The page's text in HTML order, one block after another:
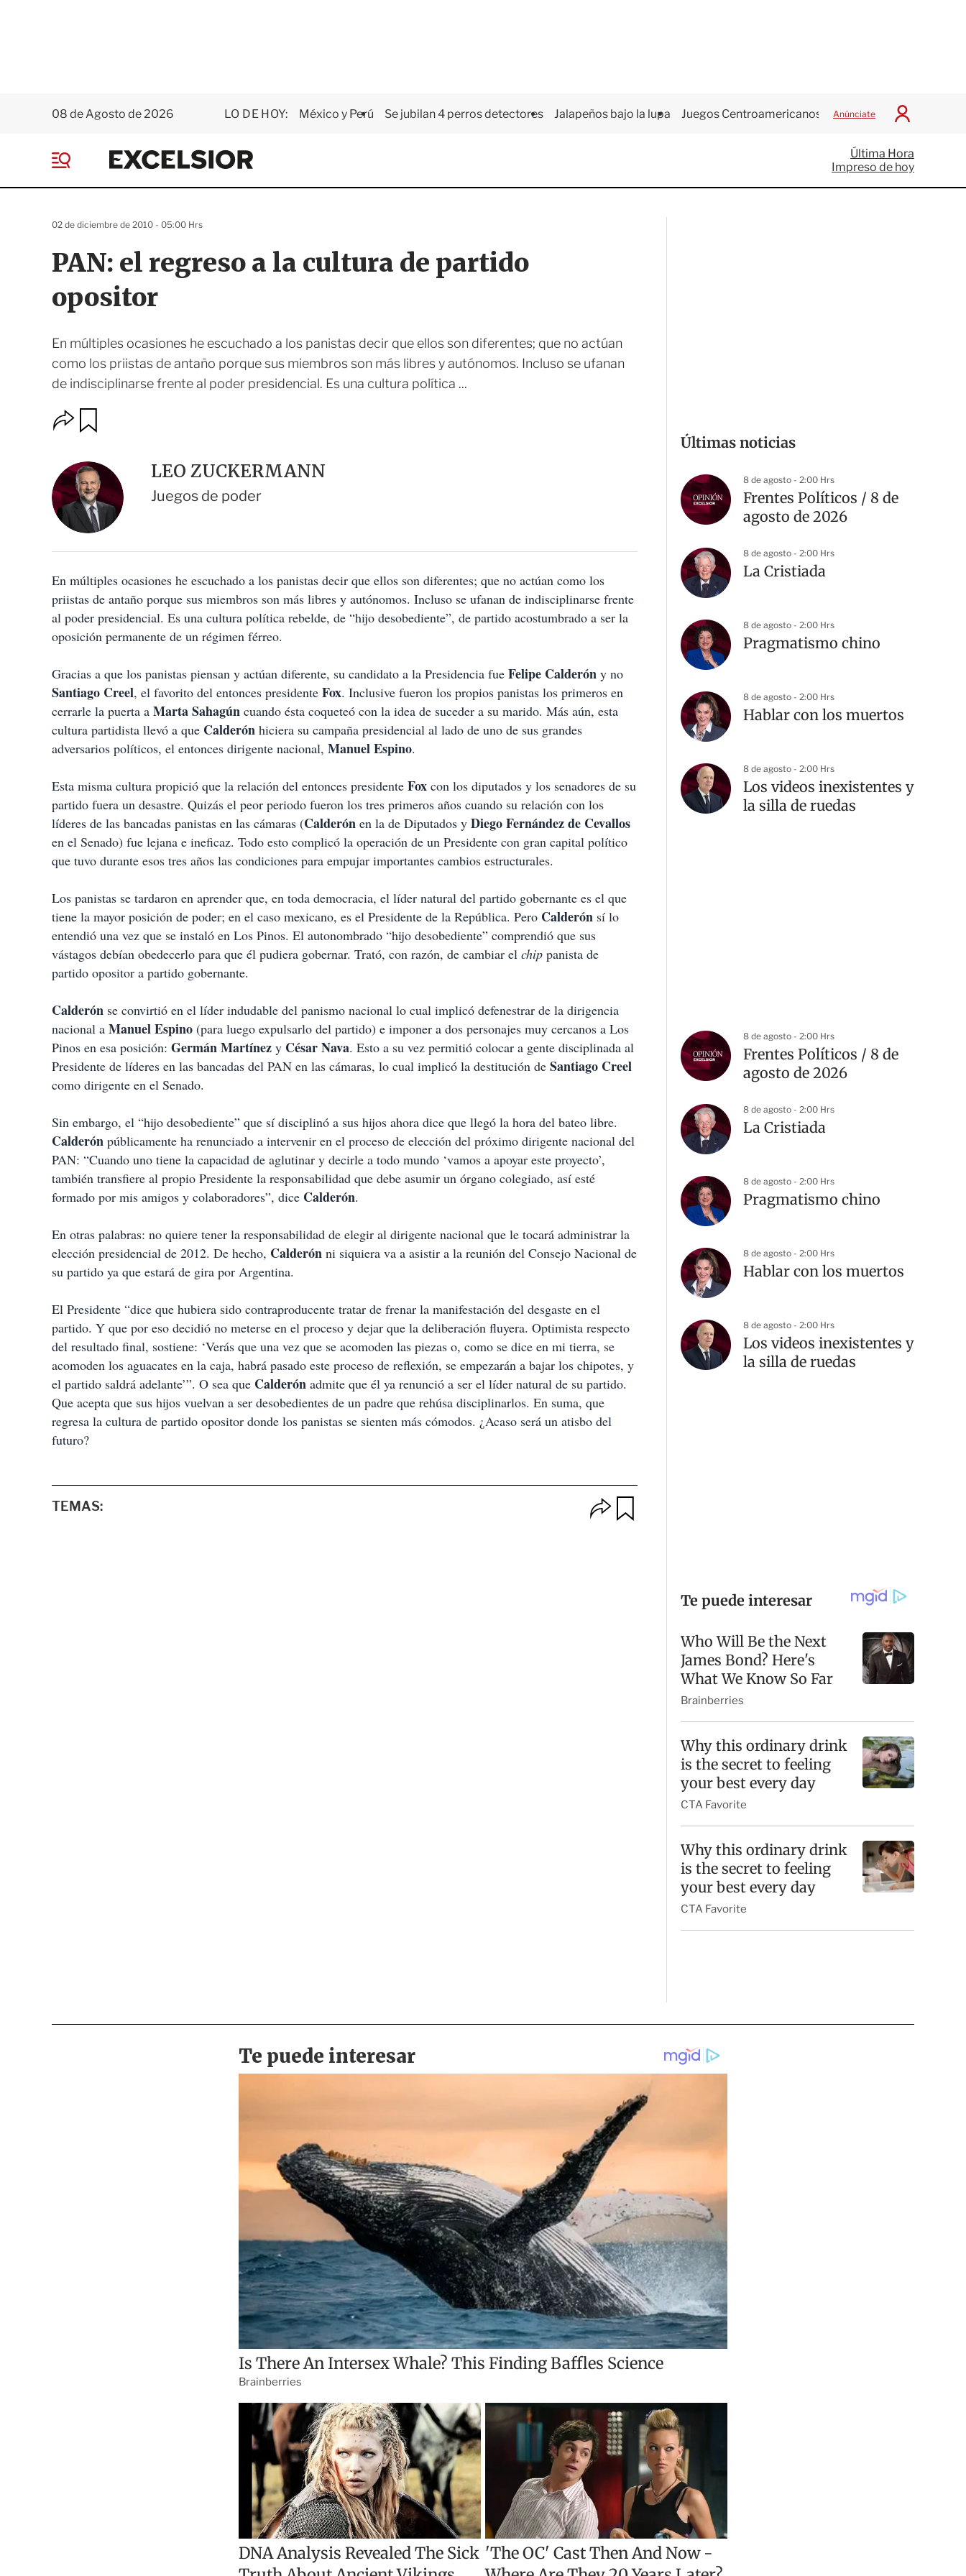
08 de Agosto de 2026 LO DE HOY: México y Perú Se jubilan 4 perros detectores Jalapeños bajo la lupa Juegos Centroamericanos Anúnciate
I
c
i
a
E
x
e
r
e
Última Hora
Impreso de hoy
PAN: el regreso a la cultura de partido
opositor
En múltiples ocasiones he escuchado a los panistas decir que ellos son diferentes; que no actúan
como los priistas de antaño porque sus miembros son más libres y autónomos. Incluso se ufanan
de indisciplinarse frente al poder presidencial. Es una cultura política ...
02 de diciembre de 2010 - 05:00 Hrs
O
p
o
n
e
s
d
e
c
m
a
r
t
d
a
LEO ZUCKERMANN
Juegos de poder
En múltiples ocasiones he escuchado a los panistas decir que ellos son diferentes; que no actúan como los
priistas de antaño porque sus miembros son más libres y autónomos. Incluso se ufanan de indisciplinarse frente
al poder presidencial. Es una cultura política rebelde, de “hijo desobediente”, de partido acostumbrado a ser la
oposición permanente de un régimen férreo.
Gracias a que los panistas piensan y actúan diferente, su candidato a la Presidencia fue Felipe Calderón y no
Santiago Creel, el favorito del entonces presidente Fox. Inclusive fueron los propios panistas los primeros en
cerrarle la puerta a Marta Sahagún cuando ésta coqueteó con la idea de suceder a su marido. Más aún, esta
cultura partidista llevó a que Calderón hiciera su campaña presidencial al lado de uno de sus grandes
adversarios políticos, el entonces dirigente nacional, Manuel Espino.
Esta misma cultura propició que la relación del entonces presidente Fox con los diputados y los senadores de su
partido fuera un desastre. Quizás el peor periodo fueron los tres primeros años cuando su relación con los
líderes de las bancadas panistas en las cámaras (Calderón en la de Diputados y Diego Fernández de Cevallos
en el Senado) fue lejana e ineficaz. Todo esto complicó la operación de un Presidente con gran capital político
que tuvo durante esos tres años las condiciones para empujar importantes cambios estructurales.
Los panistas se tardaron en aprender que, en toda democracia, el líder natural del partido gobernante es el que
tiene la mayor posición de poder; en el caso mexicano, es el Presidente de la República. Pero Calderón sí lo
entendió una vez que se instaló en Los Pinos. El autonombrado “hijo desobediente” comprendió que sus
vástagos debían obedecerlo para que él pudiera gobernar. Trató, con razón, de cambiar el chip panista de
partido opositor a partido gobernante.
Calderón se convirtió en el líder indudable del panismo nacional lo cual implicó defenestrar de la dirigencia
nacional a Manuel Espino (para luego expulsarlo del partido) e imponer a dos personajes muy cercanos a Los
Pinos en esa posición: Germán Martínez y César Nava. Esto a su vez permitió colocar a gente disciplinada al
Presidente de líderes en las bancadas del PAN en las cámaras, lo cual implicó la destitución de Santiago Creel
como dirigente en el Senado.
Sin embargo, el “hijo desobediente” que sí disciplinó a sus hijos ahora dice que llegó la hora del bateo libre.
Calderón públicamente ha renunciado a intervenir en el proceso de elección del próximo dirigente nacional del
PAN: “Cuando uno tiene la capacidad de aglutinar y decirle a todo mundo ‘vamos a apoyar este proyecto’,
también transfiere al propio Presidente la responsabilidad que debe asumir un órgano colegiado, así esté
formado por mis amigos y colaboradores”, dice Calderón.
En otras palabras: no quiere tener la responsabilidad de elegir al dirigente nacional que le tocará administrar la
elección presidencial de 2012. De hecho, Calderón ni siquiera va a asistir a la reunión del Consejo Nacional de
su partido ya que estará de gira por Argentina.
El Presidente “dice que hubiera sido contraproducente tratar de frenar la manifestación del desgaste en el
partido. Y que por eso decidió no meterse en el proceso y dejar que la deliberación fluyera. Optimista respecto
del resultado final, sostiene: ‘Verás que una vez que se acomoden las piezas o, como se dice en mi tierra, se
acomoden los aguacates en la caja, habrá pasado este proceso de reflexión, se empezarán a bajar los chipotes, y
el partido saldrá adelante’”. O sea que Calderón admite que él ya renunció a ser el líder natural de su partido.
Que acepta que sus hijos vuelvan a ser desobedientes de un padre que rehúsa disciplinarlos. En suma, que
regresa la cultura de partido opositor donde los panistas se sienten más cómodos. ¿Acaso será un atisbo del
futuro?
TEMAS:
p
Últimas noticias
8 de agosto - 2:00 Hrs
Frentes Políticos / 8 de
agosto de 2026
8 de agosto - 2:00 Hrs
La Cristiada
8 de agosto - 2:00 Hrs
Pragmatismo chino
8 de agosto - 2:00 Hrs
Hablar con los muertos
8 de agosto - 2:00 Hrs
Los videos inexistentes y
la silla de ruedas
8 de agosto - 2:00 Hrs
Frentes Políticos / 8 de
agosto de 2026
8 de agosto - 2:00 Hrs
La Cristiada
8 de agosto - 2:00 Hrs
Pragmatismo chino
8 de agosto - 2:00 Hrs
Hablar con los muertos
8 de agosto - 2:00 Hrs
Los videos inexistentes y
la silla de ruedas